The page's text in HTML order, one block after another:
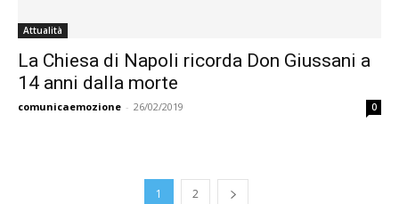
Attualità
La Chiesa di Napoli ricorda Don Giussani a
14 anni dalla morte
comunicaemozione - 26/02/2019 0
1 2